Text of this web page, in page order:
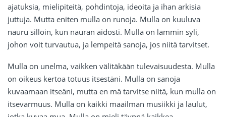
ajatuksia, mielipiteitä, pohdintoja, ideoita ja ihan arkisia
juttuja. Mutta eniten mulla on runoja. Mulla on kuuluva
nauru silloin, kun nauran aidosti. Mulla on lämmin syli,
johon voit turvautua, ja lempeitä sanoja, jos niitä tarvitset.
Mulla on unelma, vaikken välitäkään tulevaisuudesta. Mulla
on oikeus kertoa totuus itsestäni. Mulla on sanoja
kuvaamaan itseäni, mutta en mä tarvitse niitä, kun mulla on
itsevarmuus. Mulla on kaikki maailman musiikki ja laulut,